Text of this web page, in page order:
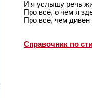
И я услышу речь
Про всё, о чем я
Про всё, чем дивен
Справочник по